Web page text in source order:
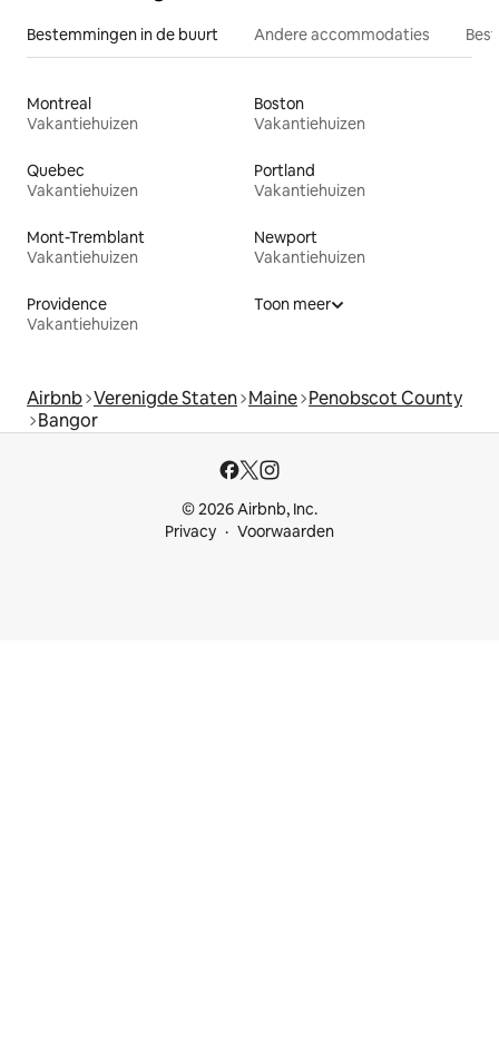
Bestemmingen in de buurt Andere accommodaties
Montreal
Vakantiehuizen
Boston
Vakantiehuizen
Quebec
Vakantiehuizen
Portland
Vakantiehuizen
Mont-Tremblant
Vakantiehuizen
Newport
Vakantiehuizen
Providence
Vakantiehuizen
Toon meer
Airbnb Verenigde Staten Maine Penobscot County
Bangor
© 2026 Airbnb, Inc.
Privacy
Voorwaarden